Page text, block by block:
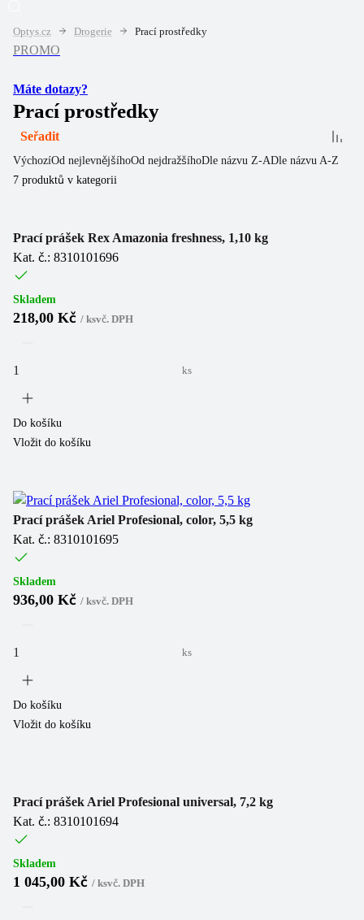
Optys.cz Drogerie Prací prostředky
PROMO
Máte dotazy?
Prací prostředky
Seřadit
VýchozíOd nejlevnějšíhoOd nejdražšíhoDle názvu Z-ADle názvu A-Z
7 produktů v kategorii
Prací prášek Rex Amazonia freshness, 1,10 kg
Kat. č.: 8310101696
Skladem
218,00 Kč / ksvč. DPH
ks
Do košíku
Vložit do košíku
Prací prášek Ariel Profesional, color, 5,5 kg
Kat. č.: 8310101695
Skladem
936,00 Kč / ksvč. DPH
ks
Do košíku
Vložit do košíku
Prací prášek Ariel Profesional universal, 7,2 kg
Kat. č.: 8310101694
Skladem
1 045,00 Kč / ksvč. DPH